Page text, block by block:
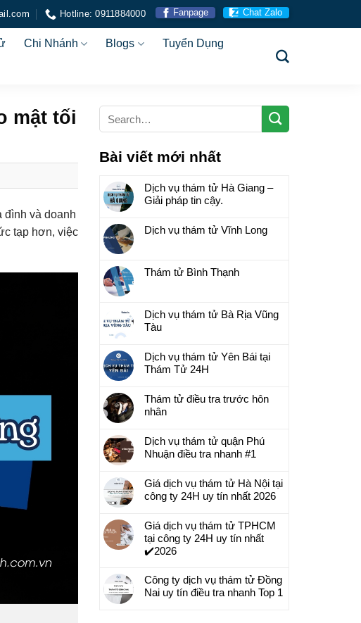
Hotline: 0911884000 Fanpage Chat Zalo
Chi Nhánh Blogs Tuyển Dụng
mật tối
đình và doanh
tạp hơn, việc
Bài viết mới nhất
Dịch vụ thám tử Hà Giang –
Giải pháp tin cậy.
Dịch vụ thám tử Vĩnh Long
Thám tử Bình Thạnh
Dịch vụ thám tử Bà Rịa Vũng
Tàu
Dịch vụ thám tử Yên Bái tại
Thám Tử 24H
Thám tử điều tra trước hôn
nhân
Dịch vụ thám tử quận Phú
Nhuận điều tra nhanh #1
Giá dịch vụ thám tử Hà Nội tại
công ty 24H uy tín nhất 2026
Giá dịch vụ thám tử TPHCM
tại công ty 24H uy tín nhất
✔️2026
Công ty dịch vụ thám tử Đồng
Nai uy tín điều tra nhanh Top 1